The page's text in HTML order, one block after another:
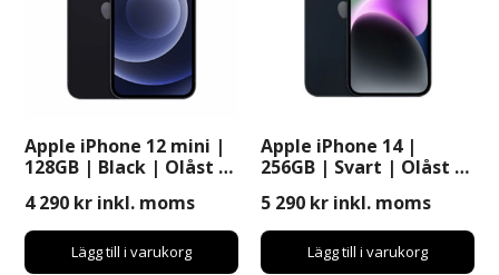
Apple iPhone 12 mini |
128GB | Black | Olåst |
4 290 kr inkl. moms
Lägg till i varukorg
Apple iPhone 14 |
256GB | Svart | Olåst |
5 290 kr inkl. moms
Lägg till i varukorg